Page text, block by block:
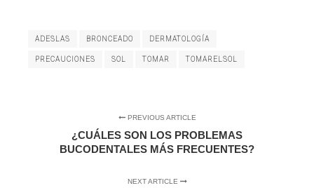
ADESLAS BRONCEADO DERMATOLOGÍA
PRECAUCIONES SOL TOMAR TOMARELSOL
PREVIOUS ARTICLE
¿CUÁLES SON LOS PROBLEMAS
BUCODENTALES MÁS FRECUENTES?
NEXT ARTICLE